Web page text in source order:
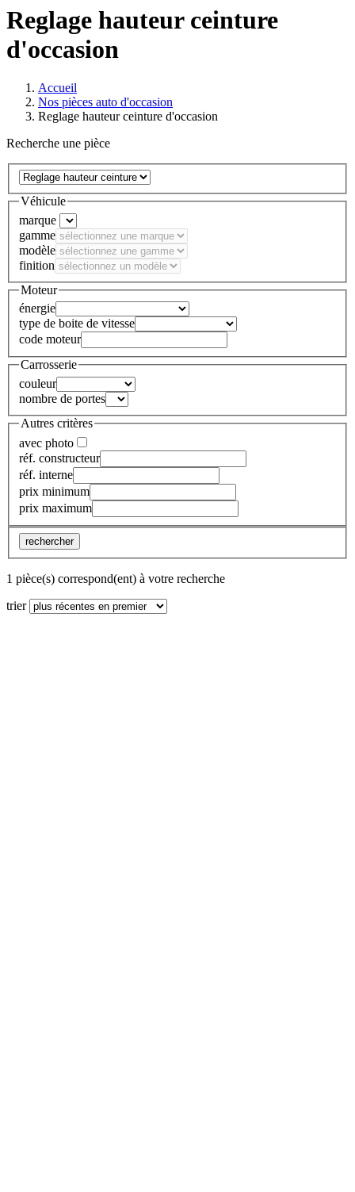
Reglage hauteur ceinture
d'occasion
Accueil
Nos pièces auto d'occasion
Reglage hauteur ceinture d'occasion
Recherche une pièce
Véhicule
marque
gamme
modèle
finition
Moteur
énergie
type de boite de vitesse
code moteur
Carrosserie
couleur
nombre de portes
Autres critères
avec photo
réf. constructeur
réf. interne
prix minimum
prix maximum
rechercher
1 pièce(s) correspond(ent) à votre recherche
trier